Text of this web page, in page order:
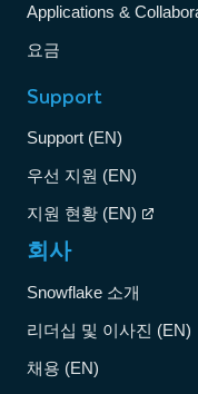
Applications &
요금
Support
Support (EN)
우선 지원 (EN)
지원 현황 (EN)
회사
Snowflake 소개
리더십 및 이사진 (EN)
채용 (EN)